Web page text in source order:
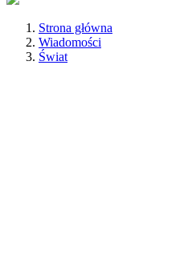
Strona główna
Wiadomości
Świat